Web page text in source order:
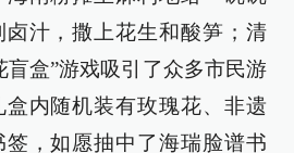
汁，撒上花生和酸笋；清
盲盒”游戏吸引了众多市民游
内随机装有玫瑰花、非遗
，如愿抽中了海瑞脸谱书